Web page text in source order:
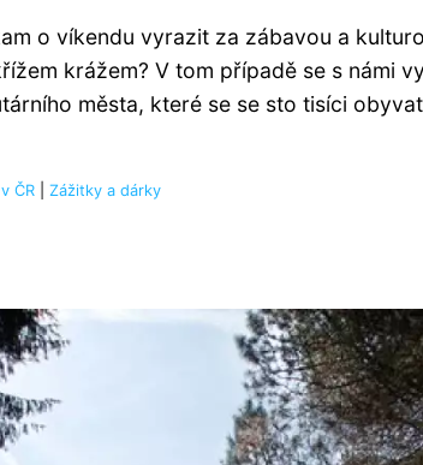
o víkendu vyrazit za zábavou a
krážem? V tom případě se s námi
města, které se se sto tisíci
ČR Zážitky a dárky